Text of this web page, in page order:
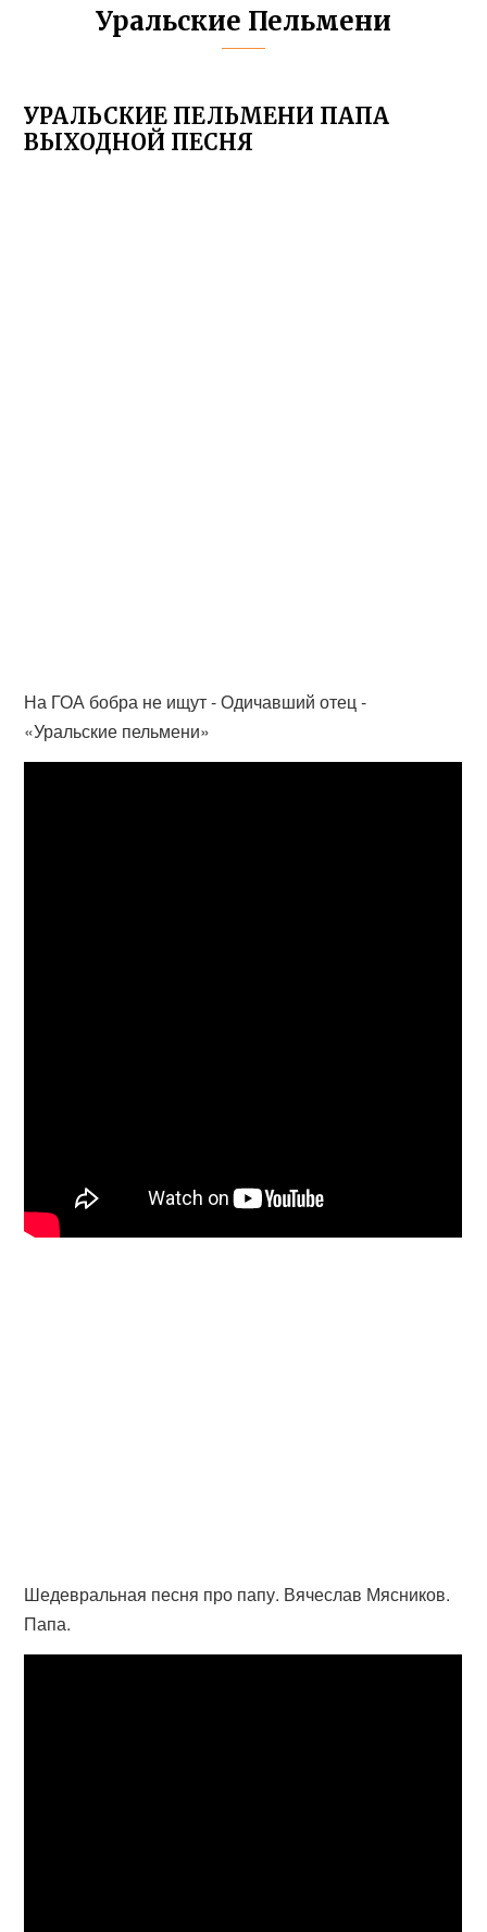
Уральские Пельмени
УРАЛЬСКИЕ ПЕЛЬМЕНИ ПАПА
ВЫХОДНОЙ ПЕСНЯ
На ГОА бобра не ищут - Одичавший отец -
«Уральские пельмени»
Шедевральная песня про папу. Вячеслав Мясников.
Папа.